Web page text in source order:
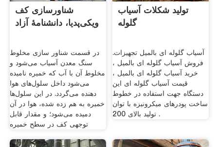
شناورسازی کف
ویکی‌پدیا، دانشنامهٔ آزاد
در قسمت شناور سازی مخلوط
سنگ معدن آسیاب می‌شود و
مخلوط آن با آب که خمیره نامیده
می‌شود داخل سلول‌های هوا
دهنده می‌گردد. در این سلول‌ها
خمیره به هم زده شده، هوا در آن
دمیده می‌شود؛ و مقدار قابل
توجهی کف در سطح خمیره
تولید شکلات آسیاب
گلوله
آسیاب گلوله ای بالمیل تجهیزات.
فروش آسیاب گلوله ای بالمیل ،
خرید آسیاب گلوله ای بالمیل ،
قیمت آسیاب گلوله ای این
دستگاه جهت استفاده در خطوط
ساخت پودرهای میکرونیزه با توان
تولید بالای 200 .